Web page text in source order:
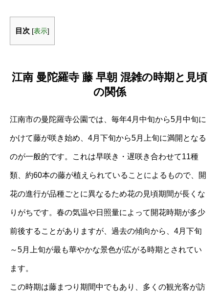
目次 [表示]
江南 曼陀羅寺 藤 早朝 混雑の時期と見頃
の関係
江南市の曼陀羅寺公園では、毎年4月中旬から5月中旬に
かけて藤が咲き始め、4月下旬から5月上旬に満開となる
のが一般的です。これは早咲き・遅咲き合わせて11種
類、約60本の藤が植えられていることによるもので、開
花の進行が品種ごとに異なるため花の見頃期間が長くな
りがちです。春の気温や日照量によって開花時期が多少
前後することがありますが、過去の傾向から、4月下旬
～5月上旬が最も華やかな景色が広がる時期とされてい
ます。
この時期は藤まつり期間中でもあり、多くの観光客が訪